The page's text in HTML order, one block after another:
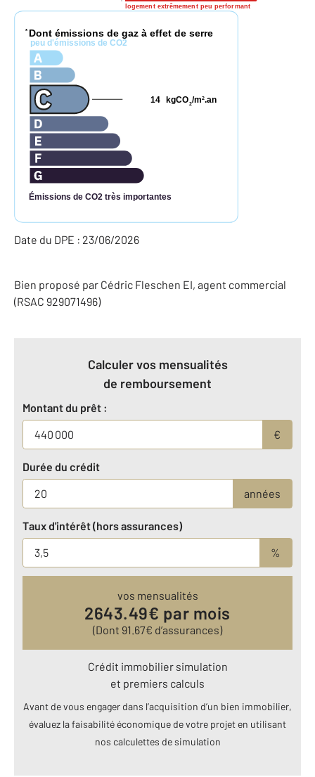
logement extrêmement peu performant
* Dont émissions de gaz à effet de serre
peu d'émissions de CO2
Émissions de CO2 très importantes
kgCO2/m2.an
14
Date du DPE : 23/06/2026
Bien proposé par Cédric Fleschen EI, agent commercial
(RSAC 929071496)
Calculer vos mensualités
de remboursement
Montant du prêt :
€
Durée du crédit
années
Taux d'intérêt (hors assurances)
%
vos mensualités
2643.49€ par mois
(Dont 91.67€ d’assurances)
Crédit immobilier simulation
et premiers calculs
Avant de vous engager dans l’acquisition d’un bien immobilier,
évaluez la faisabilité économique de votre projet en utilisant
nos calculettes de simulation